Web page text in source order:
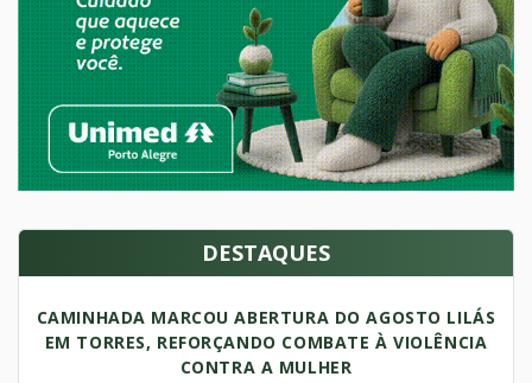
DESTAQUES
CAMINHADA MARCOU ABERTURA DO AGOSTO LILÁS
EM TORRES, REFORÇANDO COMBATE À VIOLÊNCIA
CONTRA A MULHER